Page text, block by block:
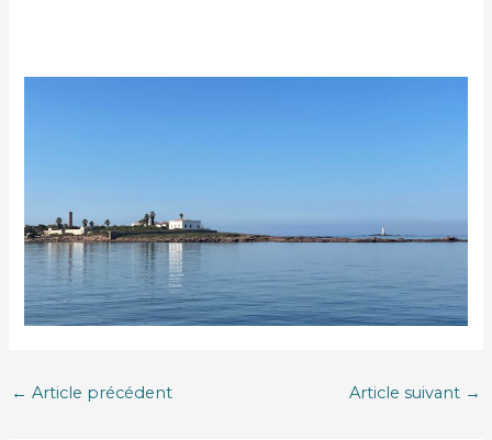
← Article précédent Article suivant →